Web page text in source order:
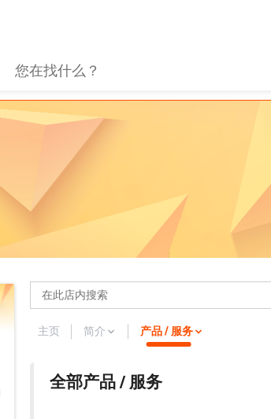
主页 简介 产品 / 服务
全部产品 / 服务